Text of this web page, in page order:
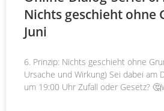
Nichts geschieht ohne
Juni
6. Prinzip: Nichts geschieht ohne
Ursache und Wirkung) Sei dabei am
um 19:00 Uhr Zufall oder Gesetz?